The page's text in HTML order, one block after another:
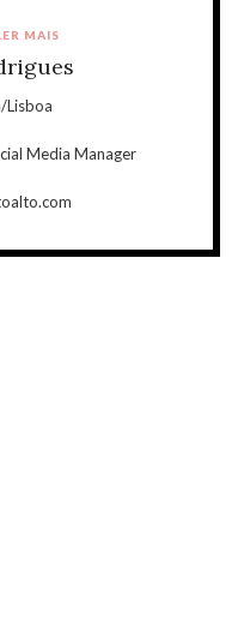
Lisboa
Media Manager
MAIS